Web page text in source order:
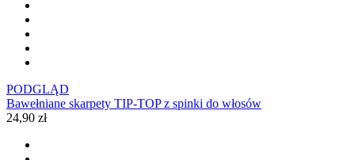
PODGLĄD
Bawełniane skarpety TIP-TOP z spinki do włosów
24,90 zł